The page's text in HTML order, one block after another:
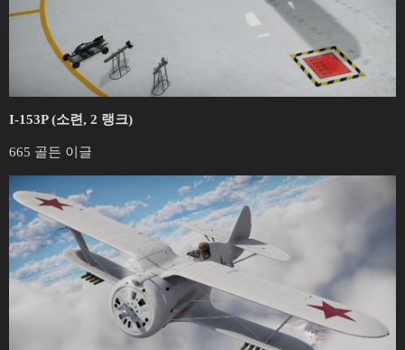
I-153P (소련, 2 랭크)
665 골든 이글